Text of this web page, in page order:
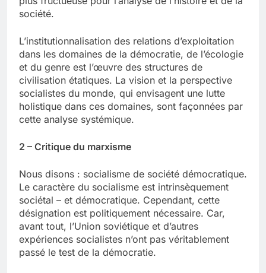
société.
L’institutionnalisation des relations d’exploitation
dans les domaines de la démocratie, de l’écologie
et du genre est l’œuvre des structures de
civilisation étatiques. La vision et la perspective
socialistes du monde, qui envisagent une lutte
holistique dans ces domaines, sont façonnées par
cette analyse systémique.
2 – Critique du marxisme
Nous disons : socialisme de société démocratique.
Le caractère du socialisme est intrinsèquement
sociétal – et démocratique. Cependant, cette
désignation est politiquement nécessaire. Car,
avant tout, l’Union soviétique et d’autres
expériences socialistes n’ont pas véritablement
passé le test de la démocratie.